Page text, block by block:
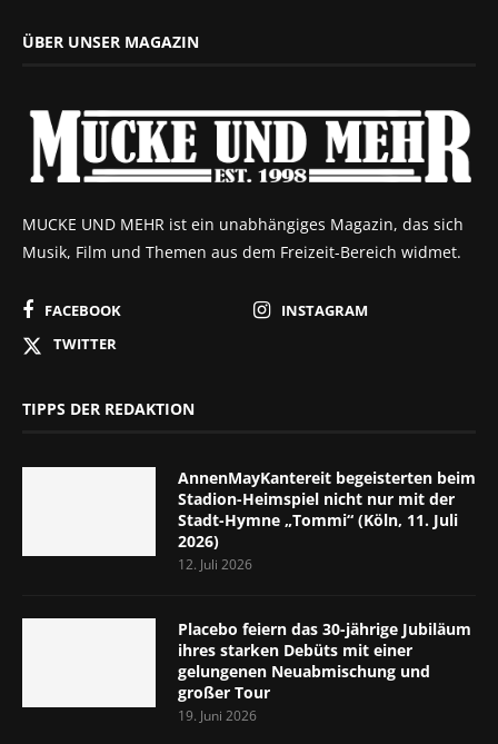
ÜBER UNSER MAGAZIN
MUCKE UND MEHR ist ein unabhängiges Magazin, das sich
Musik, Film und Themen aus dem Freizeit-Bereich widmet.
FACEBOOK
INSTAGRAM
TWITTER
TIPPS DER REDAKTION
AnnenMayKantereit begeisterten beim
Stadion-Heimspiel nicht nur mit der
Stadt-Hymne „Tommi“ (Köln, 11. Juli
2026)
12. Juli 2026
Placebo feiern das 30-jährige Jubiläum
ihres starken Debüts mit einer
gelungenen Neuabmischung und
großer Tour
19. Juni 2026